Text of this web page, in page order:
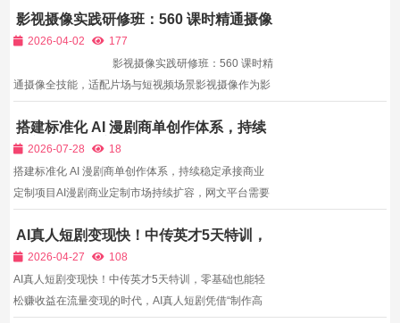
影视摄像实践研修班：560 课时精通摄像
全技能，适配片场与短视频场景
2026-04-02
177
影视摄像实践研修班：560 课时精
通摄像全技能，适配片场与短视频场景影视摄像作为影
适配短视频、片场等多场景拍摄需求。但摄像新人常面
临“只会基础操作、不会应对复杂场景”的...
搭建标准化 AI 漫剧商单创作体系，持续
稳定承接商业定制项目
2026-07-28
18
搭建标准化 AI 漫剧商单创作体系，持续稳定承接商业
定制项目AI漫剧商业定制市场持续扩容，网文平台需要
外包连载漫剧制作，给具备创作能力的创作者带来大量
商单机会。但是很多独立创作者初次接触商业接单，容
易遭遇...
AI真人短剧变现快！中传英才5天特训，
零基础也能轻松赚收益
2026-04-27
108
AI真人短剧变现快！中传英才5天特训，零基础也能轻
松赚收益在流量变现的时代，AI真人短剧凭借“制作高